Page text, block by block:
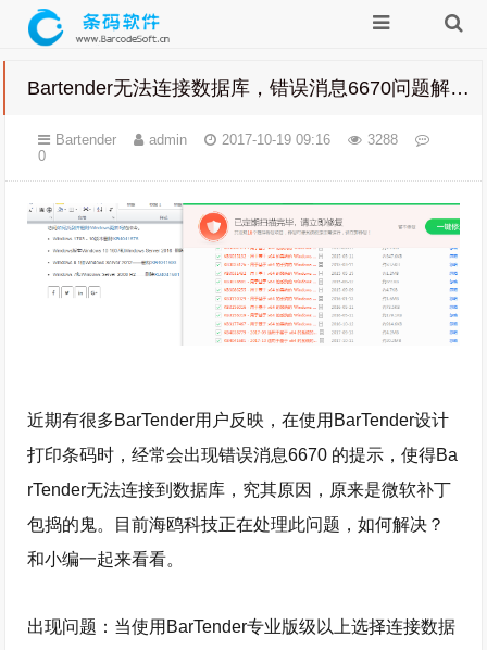
Bartender无法连接数据库，错误消息6670问题解决方法
Bartender admin 2017-10-19 09:16
3288
0
近期有很多BarTender用户反映，在使用BarTender设计
打印条码时，经常会出现错误消息6670 的提示，使得Ba
rTender无法连接到数据库，究其原因，原来是微软补丁
包捣的鬼。目前海鸥科技正在处理此问题，如何解决？
和小编一起来看看。
出现问题：当使用BarTender专业版级以上选择连接数据